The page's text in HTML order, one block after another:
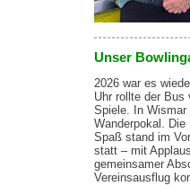
Unser
2026 war es
Uhr rollte der Bus
Spiele. In
Wanderpokal.
Spaß stand im
statt – mit
gemeinsamer
Vereinsausflug